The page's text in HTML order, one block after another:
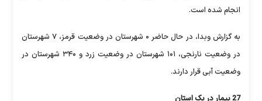
انجام شده است.
به گزارش وبدا، در حال حاضر ۰ شهرستان در وضعیت قرمز، ۷ شهرستان
در وضعیت نارنجی، ۱۰۱ شهرستان در وضعیت زرد و ۳۴۰ شهرستان در
وضعیت آبی قرار دارند.